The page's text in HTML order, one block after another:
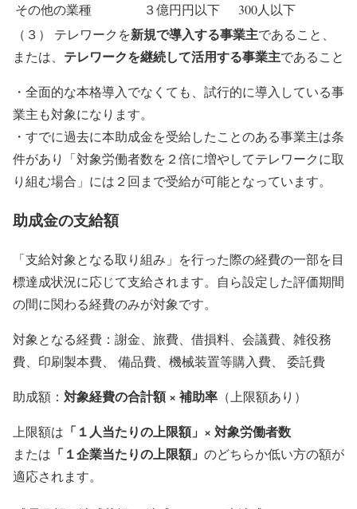
その他の業種
３億円円以下
300人以下
（３） テレワークを新規で導入する事業主であること、
または、 テレワークを継続して活用する事業主であること
・全面的な本格導入でなくても、試行的に導入している事
業主も対象になります。
・すでに過去に本助成金を受給したことのある事業主は条
件があり「対象労働者数を２倍に増やしてテレワークに取
り組む場合」には２回まで受給が可能となっています。
助成金の支給額
「支給対象となる取り組み」を行った際の経費の一部を目
標達成状況に応じて支給されます。自ら設定した評価期間
の間に関わる経費のみが対象です。
対象となる経費：謝金、旅費、借損料、会議費、雑役務
費、印刷製本費、 備品費、機械装置等購入費、 委託費
助成額： 対象経費の合計額 × 補助率 （上限額あり）
上限額は 「１人当たりの上限額」× 対象労働者数
または 「１企業当たりの上限額」 のどちらか低い方の額が
適応されます。